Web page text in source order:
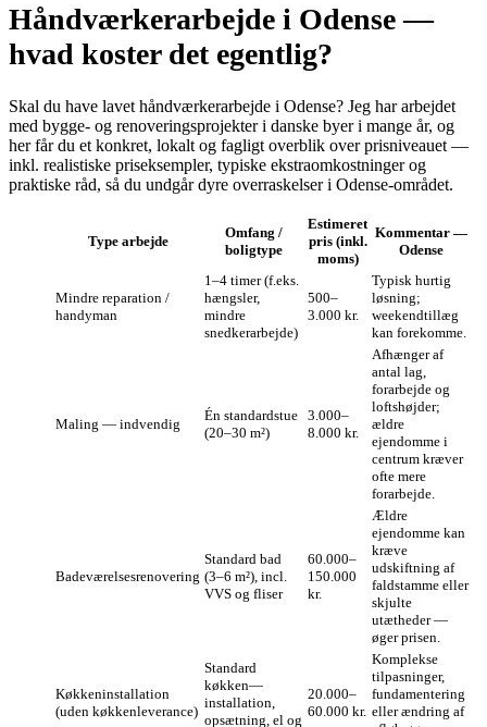
Håndværkerarbejde i Odense —
hvad koster det egentlig?
Skal du have lavet håndværkerarbejde i Odense? Jeg har arbejdet
med bygge- og renoveringsprojekter i danske byer i mange år, og
her får du et konkret, lokalt og fagligt overblik over prisniveauet —
inkl. realistiske priseksempler, typiske ekstraomkostninger og
praktiske råd, så du undgår dyre overraskelser i Odense-området.
Type arbejde
Omfang /
boligtype
Estimeret
pris (inkl.
moms)
Kommentar —
Odense
Mindre reparation /
handyman
1–4 timer (f.eks.
hængsler,
mindre
snedkerarbejde)
500–
3.000 kr.
Typisk hurtig
løsning;
weekendtillæg
kan forekomme.
Maling — indvendig
Én standardstue
(20–30 m²)
3.000–
8.000 kr.
Afhænger af
antal lag,
forarbejde og
loftshøjder;
ældre
ejendomme i
centrum kræver
ofte mere
forarbejde.
Badeværelsesrenovering
Standard bad
(3–6 m²), incl.
VVS og fliser
60.000–
150.000
kr.
Ældre
ejendomme kan
kræve
udskiftning af
faldstamme eller
skjulte
utætheder —
øger prisen.
Køkkeninstallation
(uden køkkenleverance)
Standard
køkken—
installation,
opsætning, el og
20.000–
60.000 kr.
Komplekse
tilpasninger,
fundamentering
eller ændring af